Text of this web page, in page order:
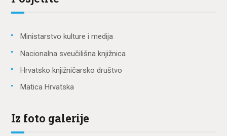
Ministarstvo kulture i medija
Nacionalna sveučilišna knjižnica
Hrvatsko knjižničarsko društvo
Matica Hrvatska
Iz foto galerije